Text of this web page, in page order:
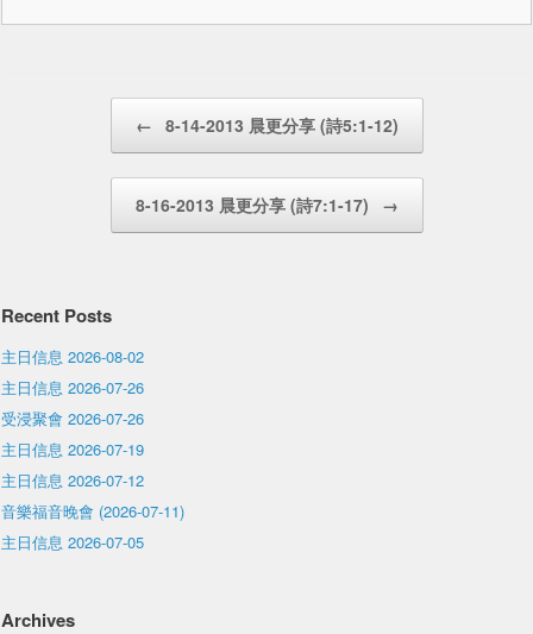
← 8-14-2013 晨更分享 (詩5:1-12)
8-16-2013 晨更分享 (詩7:1-17) →
Recent Posts
主日信息 2026-08-02
主日信息 2026-07-26
受浸聚會 2026-07-26
主日信息 2026-07-19
主日信息 2026-07-12
音樂福音晚會 (2026-07-11)
主日信息 2026-07-05
Archives